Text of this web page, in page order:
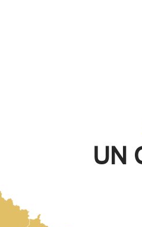
UN